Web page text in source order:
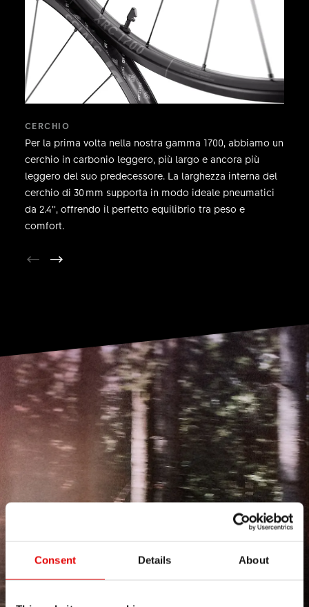
Consent Details About
CERCHIO
Per la prima volta nella nostra gamma 1700, abbiamo un
cerchio in carbonio leggero, più largo e ancora più
leggero del suo predecessore. La larghezza interna del
cerchio di 30 mm supporta in modo ideale pneumatici
da 2.4’’, offrendo il perfetto equilibrio tra peso e
comfort.